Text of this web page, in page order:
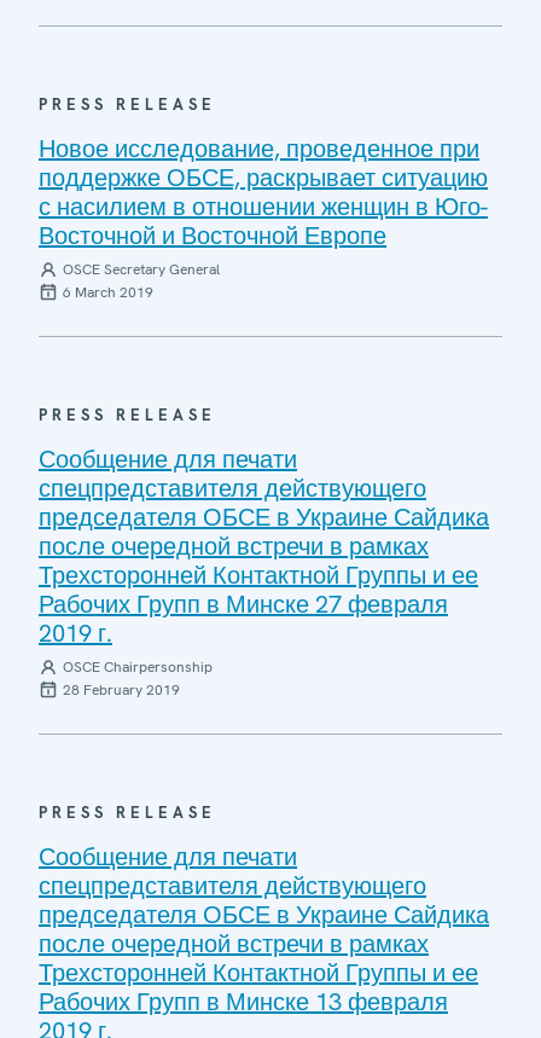
PRESS RELEASE
Новое исследование, проведенное при
поддержке ОБСЕ, раскрывает ситуацию
с насилием в отношении женщин в Юго-
Восточной и Восточной Европе
OSCE Secretary General
6 March 2019
PRESS RELEASE
Сообщение для печати
спецпредставителя действующего
председателя ОБСЕ в Украине Сайдика
после очередной встречи в рамках
Трехсторонней Контактной Группы и ее
Рабочих Групп в Минске 27 февраля
2019 г.
OSCE Chairpersonship
28 February 2019
PRESS RELEASE
Сообщение для печати
спецпредставителя действующего
председателя ОБСЕ в Украине Сайдика
после очередной встречи в рамках
Трехсторонней Контактной Группы и ее
Рабочих Групп в Минске 13 февраля
2019 г.